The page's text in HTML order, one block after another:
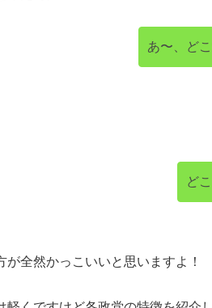
あ〜、ど
ど
が全然かっこいいと思いますよ！